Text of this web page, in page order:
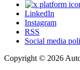
LinkedIn
Instagram
RSS
Social media
Copyright © 2026